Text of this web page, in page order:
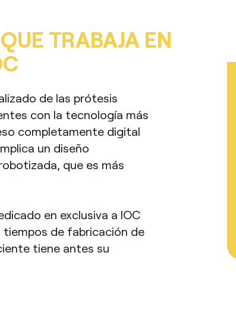
TRABAJA EN
de las prótesis
con la tecnología más
completamente digital
un diseño
que es más
en exclusiva a IOC
tiempos de fabricación de
tiene antes su